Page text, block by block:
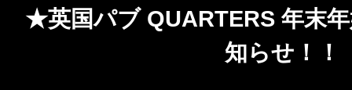
★英国パブ QUARTERS 年末
知らせ！！